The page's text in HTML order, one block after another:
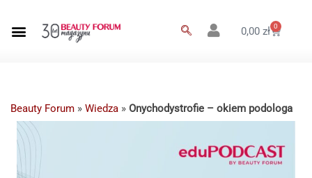
0,00zł 0
Beauty Forum » Wiedza » Onychodystrofie – okiem podologa